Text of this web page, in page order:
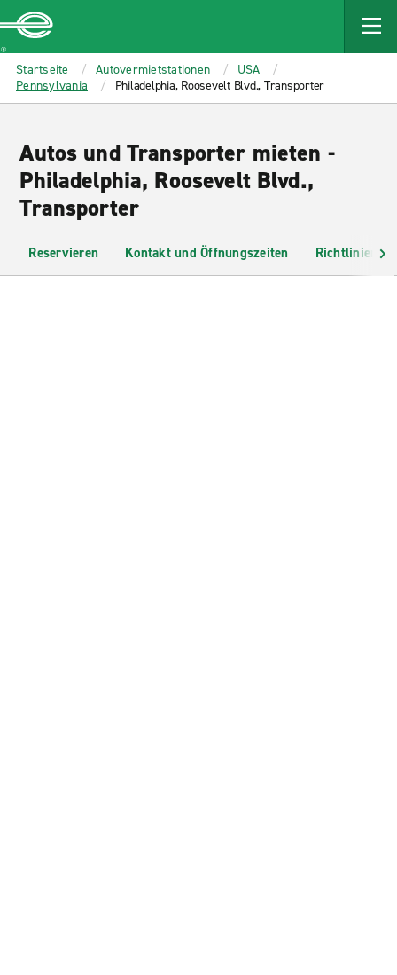
MAIN
CONTENT
Enterprise
Startseite Autovermietstationen
USA
Pennsylvania
Philadelphia, Roosevelt Blvd., Transporter
Autos und Transporter mieten -
Philadelphia, Roosevelt Blvd.,
Transporter
Reservieren Kontakt und Öffnungszeiten Richtlinien